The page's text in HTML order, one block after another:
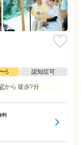
5
認知症可
から 徒歩7分
料